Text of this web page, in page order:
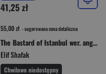
41,25 zł
55,00 zł - sugerowana cena detaliczna
The Bastard of Istanbul wer. angielska
Elif Shafak
Chwilowo niedostępny